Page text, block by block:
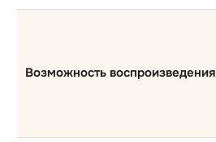
Возможность воспроизведения